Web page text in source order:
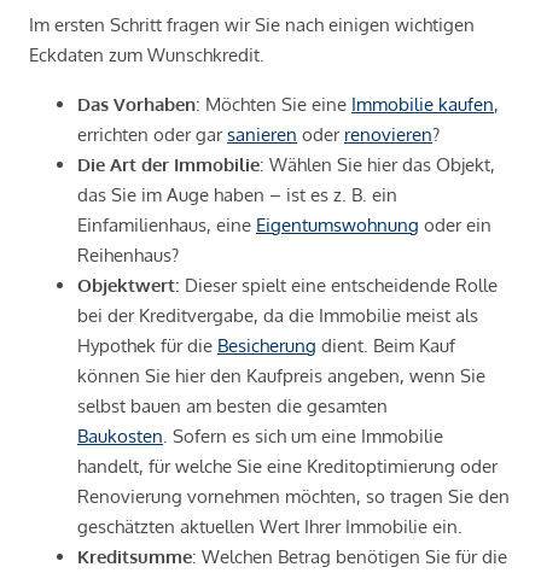
Im ersten Schritt fragen wir Sie nach einigen wichtigen
Eckdaten zum Wunschkredit.
Das Vorhaben: Möchten Sie eine Immobilie kaufen,
errichten oder garsanieren oder renovieren?
Die Art der Immobilie: Wählen Sie hier das Objekt,
das Sie im Auge haben – ist es z. B. ein
Einfamilienhaus, eine Eigentumswohnung oder ein
Reihenhaus?
Objektwert: Dieser spielt eine entscheidende Rolle
bei der Kreditvergabe, da die Immobilie meist als
Hypothek für die Besicherung dient. Beim Kauf
können Sie hier den Kaufpreis angeben, wenn Sie
selbst bauen am besten die gesamten
Baukosten . Sofern es sich um eine Immobilie
handelt, für welche Sie eine Kreditoptimierung oder
Renovierung vornehmen möchten, so tragen Sie den
geschätzten aktuellen Wert Ihrer Immobilie ein.
Kreditsumme: Welchen Betrag benötigen Sie für die